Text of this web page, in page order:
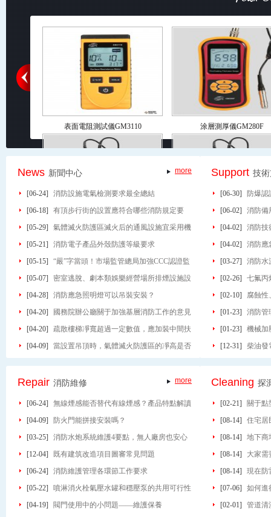
表面電阻測試儀GM3110 涂層測厚儀GM280F
超聲波測厚儀GM100 超聲波測厚儀GM100
防雷裝置檢測專業儀器箱 可燃性氣體檢測儀
more
News 新聞中心
[06-24]
消防設施電氣檢測要求最全總結
[06-18]
有頂步行街的設置應符合哪些消防規定要
求？
[05-29]
氣體滅火防護區滅火后的通風設施宜采用機
械通風系統
[05-21]
消防電子產品外殼防護等級要求
[05-15]
“嚴”字當頭！市場監管總局加強CCC認證監
管
[05-07]
密室逃脫、劇本類娛樂經營場所排煙設施設
置有什么要求？
[04-28]
消防應急照明燈可以吊裝安裝？
[04-20]
國務院辦公廳關于加強基層消防工作的意見
（2026年）
[04-20]
疏散樓梯凈寬超過一定數值，應加裝中間扶
手
[04-09]
當設置吊頂時，氣體滅火防護區的凈高是否
Support 技
[06-30]
防爆
[06-02]
消防備
[04-02]
消防技
么？
[04-02]
消防應
[03-27]
消防水
[02-26]
七氟丙
[02-10]
腐蝕性
上有哪些？
[01-23]
消防管
[01-23]
機械加
貨）
[12-31] 柴油發
more
Repair 消防維修
[06-24]
無線煙感能否替代有線煙感？產品特點解讀
[04-09]
防火門能拼接安裝嗎？
[03-25]
消防水炮系統維護4要點，無人廠房也安心
[12-04]
既有建筑改造項目圖審常見問題
[06-24]
消防維護管理各環節工作要求
[05-22]
噴淋消火栓氣壓水罐和穩壓泵的共用可行性
分析
[04-19] 閥門使用中的小問題——維護保養
Cleaning 探
[02-21]
關于點
[08-14]
住宅居
[08-14]
地下商
[08-14]
大家需
[08-14]
現在防
[07-06]
如何進
[02-01]
管道清